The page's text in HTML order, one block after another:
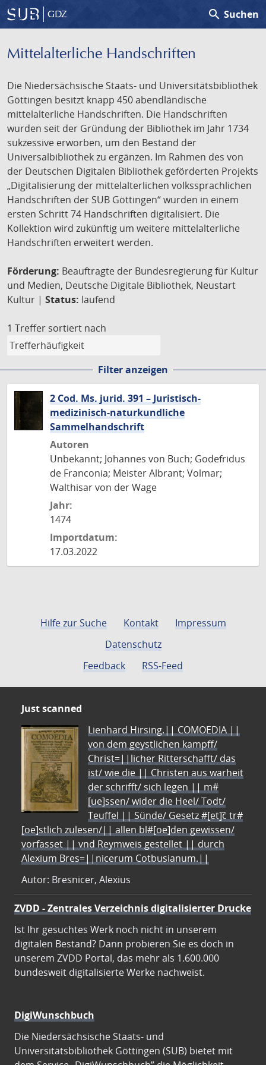
GDZ search Suchen
Mittelalterliche Handschriften
Die Niedersächsische Staats- und Universitätsbibliothek
Göttingen besitzt knapp 450 abendländische
mittelalterliche Handschriften. Die Handschriften
wurden seit der Gründung der Bibliothek im Jahr 1734
sukzessive erworben, um den Bestand der
Universalbibliothek zu ergänzen. Im Rahmen des von
der Deutschen Digitalen Bibliothek geförderten Projekts
„Digitalisierung der mittelalterlichen volkssprachlichen
Handschriften der SUB Göttingen“ wurden in einem
ersten Schritt 74 Handschriften digitalisiert. Die
Kollektion wird zukünftig um weitere mittelalterliche
Handschriften erweitert werden.
Förderung: Beauftragte der Bundesregierung für Kultur
und Medien, Deutsche Digitale Bibliothek, Neustart
Kultur | Status: laufend
1 Treffer sortiert nach
Filter anzeigen
2 Cod. Ms. jurid. 391 – Juristisch-
medizinisch-naturkundliche
Sammelhandschrift
Autoren
Unbekannt; Johannes von Buch; Godefridus
de Franconia; Meister Albrant; Volmar;
Walthisar von der Wage
Jahr:
1474
Importdatum:
17.03.2022
Hilfe zur Suche Kontakt
Impressum
Datenschutz
Feedback
RSS-Feed
Just scanned
Lienhard Hirsing.|| COMOEDIA ||
von dem geystlichen kampff/
Christ=||licher Ritterschafft/ das
ist/ wie die || Christen aus warheit
der schrifft/ sich legen || m#
[ue]ssen/ wider die Heel/ Todt/
Teuffel || Sünde/ Gesetz #[et]c̃ tr#
[oe]stlich zulesen/|| allen bl#[oe]den gewissen/
vorfasset || vnd Reymweis gestellet || durch
Alexium Bres=||nicerum Cotbusianum.||
Autor: Bresnicer, Alexius
ZVDD - Zentrales Verzeichnis digitalisierter Drucke
Ist Ihr gesuchtes Werk noch nicht in unserem
digitalen Bestand? Dann probieren Sie es doch in
unserem ZVDD Portal, das mehr als 1.600.000
bundesweit digitalisierte Werke nachweist.
DigiWunschbuch
Die Niedersächsische Staats- und
Universitätsbibliothek Göttingen (SUB) bietet mit